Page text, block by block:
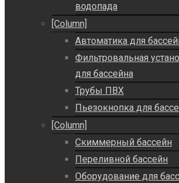
водопада
[Column]
Автоматика для
Фильтровальная
для бассейна
Трубы ПВХ
Пьезокнопка для
[Column]
Скиммерный бассейн
Переливной бассейн
Оборудование для